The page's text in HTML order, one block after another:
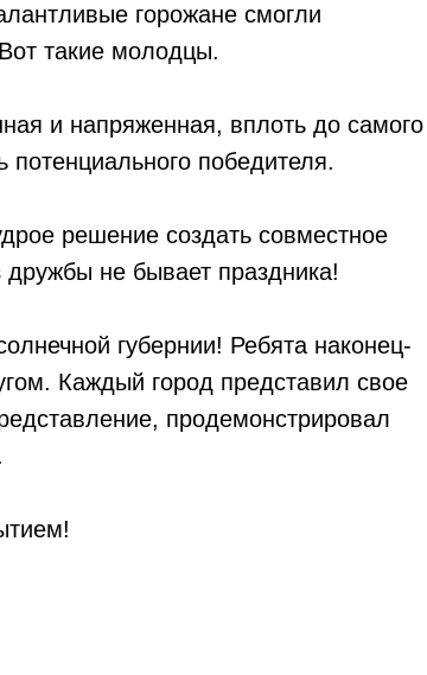
горожане смогли
такие молодцы.
и напряженная, вплоть до самого
потенциального победителя.
решение создать совместное
дружбы не бывает праздника!
губернии! Ребята наконец-
Каждый город представил свое
продемонстрировал